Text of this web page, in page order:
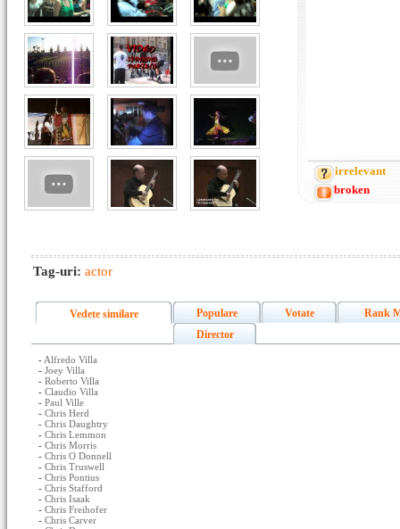
irrelevant
broken
Tag-uri: actor
Vedete similare Populare Votate
Rank
Director
- Alfredo Villa
- Joey Villa
- Roberto Villa
- Claudio Villa
- Paul Ville
- Chris Herd
- Chris Daughtry
- Chris Lemmon
- Chris Morris
- Chris O Donnell
- Chris Truswell
- Chris Pontius
- Chris Stafford
- Chris Isaak
- Chris Freihofer
- Chris Carver